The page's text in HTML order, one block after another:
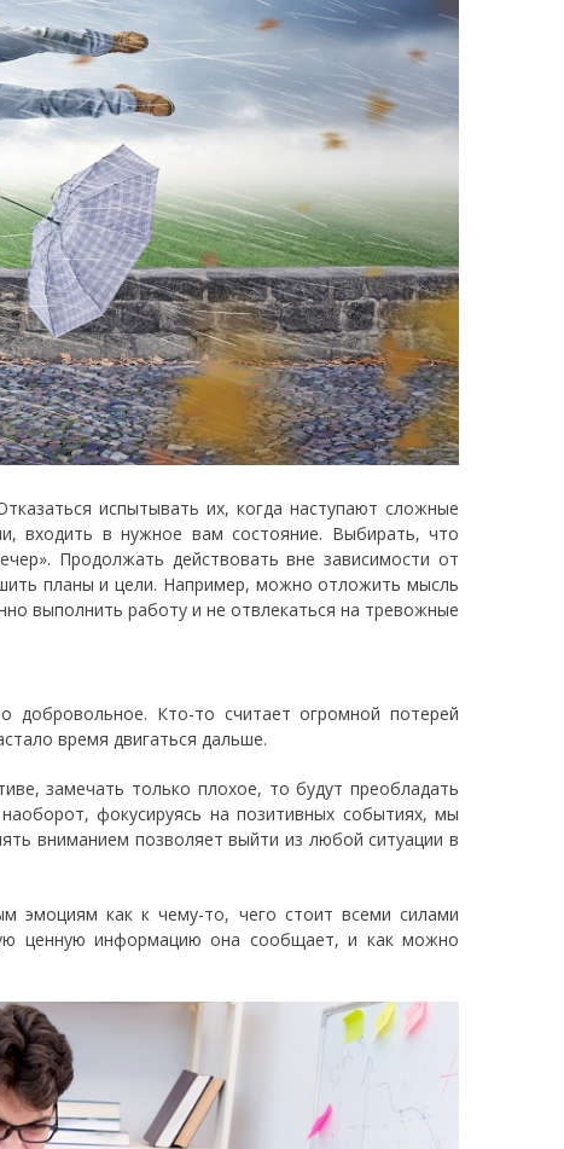
испытывать их, когда наступают сложные
входить в нужное вам состояние. Выбирать, что
Продолжать действовать вне зависимости от
планы и цели. Например, можно отложить мысль
выполнить работу и не отвлекаться на тревожные
Кто-то считает огромной потерей
время двигаться дальше.
замечать только плохое, то будут преобладать
фокусируясь на позитивных событиях, мы
вниманием позволяет выйти из любой ситуации в
эмоциям как к чему-то, чего стоит всеми силами
ценную информацию она сообщает, и как можно